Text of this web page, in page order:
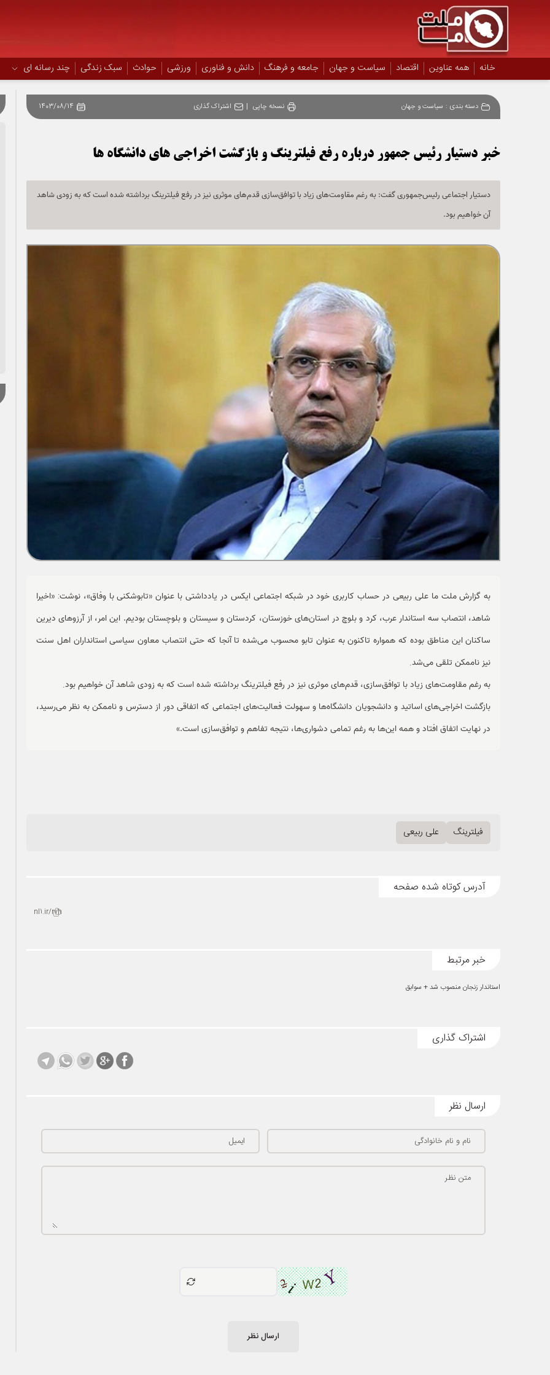
خانه همه عناوین اقتصاد سیاست و جهان جامعه و فرهنگ دانش و فناوری ورزشی حوادث سبک زندگی چند رسانه ای
دسته بندی : سیاست و جهان نسخه چاپی | اشتراک گذاری 1403/08/14
خبر دستیار رئیس جمهور درباره رفع فیلترینگ و بازگشت اخراجی های دانشگاه ها
دستیار اجتماعی رئیس‌جمهوری گفت: به رغم مقاومت‌های زیاد با توافق‌سازی قدم‌های موثری نیز در رفع فیلترینگ برداشته شده است که به زودی شاهد
آن خواهیم بود.
به گزارش ملت ما علی ربیعی در حساب کاربری خود در شبکه اجتماعی ایکس در یادداشتی با عنوان «تابوشکنی با وفاق»، نوشت: «اخیرا
شاهد، انتصاب سه استاندارعرب، کرد وبلوچ در استان‌های خوزستان، کردستان و سیستان و بلوچستان بودیم. این امر، از آرزوهای دیرین
ساکنان این مناطق بوده که همواره تاکنون به عنوان تابو محسوب می‌شده تا آنجا که حتی انتصاب معاون سیاسی استانداران اهل سنت
نیز ناممکن تلقی می‌شد.
به رغم مقاومت‌های زیاد با توافق‌سازی، قدم‌های موثری نیز در رفع فیلترینگ برداشته شده است که به زودی شاهد آن خواهیم بود.
بازگشت اخراجی‌های اساتید و دانشجویان دانشگاه‌ها و سهولت فعالیت‌های اجتماعی که اتفاقی دور از دسترس و ناممکن به نظر می‌رسید،
در نهایت اتفاق افتاد و همه این‌ها به رغم تمامی دشواری‌ها، نتیجه تفاهم و توافق‌سازی است.»
فیلترینگ علی ربیعی
آدرس کوتاه شده صفحه
nl1.ir/rvh
خبر مرتبط
استاندار زنجان منصوب شد + سوابق
اشتراک گذاری
ارسال نظر
نام و نام خانوادگی ایمیل
متن نظر
ارسال نظر